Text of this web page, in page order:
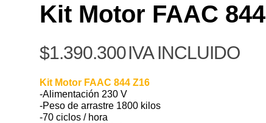
Kit Motor FAAC 844
$1.390.300IVA INCLUIDO
Kit Motor FAAC 844 Z16
-Alimentación 230 V
-Peso de arrastre 1800 kilos
-70 ciclos / hora